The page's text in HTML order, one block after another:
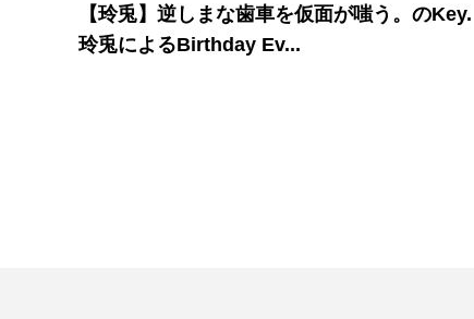
【玲兎】逆しまな歯車を仮面が嗤う。のKey.
玲兎によるBirthday Ev...